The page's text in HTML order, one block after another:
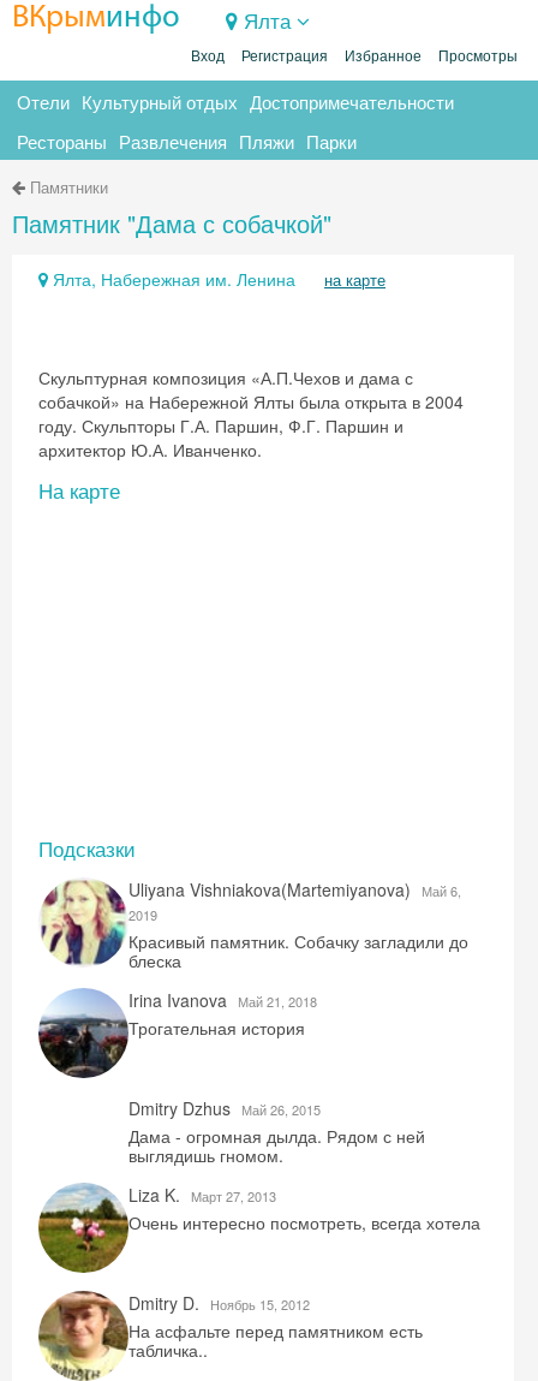
ВКрыминфо Ялта
Вход Регистрация Избранное Просмотры
Отели Культурный отдых Достопримечательности
Рестораны Развлечения Пляжи Парки
Памятники
Памятник "Дама с собачкой"
Ялта, Набережная им. Ленина на карте
Скульптурная композиция «А.П.Чехов и дама с
собачкой» на Набережной Ялты была открыта в 2004
году. Скульпторы Г.А. Паршин, Ф.Г. Паршин и
архитектор Ю.А. Иванченко.
На карте
Подсказки
Uliyana Vishniakova(Martemiyanova)
Май 6,
2019
Красивый памятник. Собачку загладили до
блеска
Irina Ivanova
Май 21, 2018
Трогательная история
Dmitry Dzhus Май 26, 2015
Дама - огромная дылда. Рядом с ней
выглядишь гномом.
Liza K.
Mарт 27, 2013
Очень интересно посмотреть, всегда хотела
Dmitry D. Ноябрь 15, 2012
На асфальте перед памятником есть
табличка..
Скидка −5%
Хочешь дешевле? Оставь почту и получи